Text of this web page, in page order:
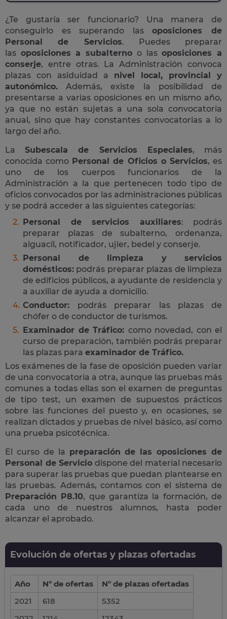
¿Te gustaría ser funcionario? Una manera de
conseguirlo es superando lasoposiciones de
Personal de Servicios. Puedes preparar
las oposiciones a subalterno o lasoposiciones a
conserje, entre otras. La Administración convoca
plazas con asiduidad a nivel local, provincial y
autonómico. Además, existe la posibilidad de
presentarse a varias oposiciones en un mismo año,
ya que no están sujetas a una sola convocatoria
anual, sino que hay constantes convocatorias a lo
largo del año.
LaSubescala de Servicios Especiales, más
conocida como Personal de Oficios o Servicios, es
uno de los cuerpos funcionarios de la
Administración a la que pertenecen todo tipo de
oficios convocados por las administraciones públicas
y se podrá acceder a las siguientes categorías:
Personal de servicios auxiliares: podrás
preparar plazas de subalterno, ordenanza,
alguacil, notificador, ujier, bedel y conserje.
Personal de limpieza y servicios
domésticos: podrás preparar plazas de limpieza
de edificios públicos, a ayudante de residencia y
a auxiliar de ayuda a domicilio.
Conductor: podrás preparar las plazas de
chófer o de conductor de turismos.
Examinador de Tráfico: como novedad, con el
curso de preparación, también podrás preparar
las plazas para examinador de Tráfico.
Los exámenes de la fase de oposición pueden variar
de una convocatoria a otra, aunque las pruebas más
comunes a todas ellas son el examen de preguntas
de tipo test, un examen de supuestos prácticos
sobre las funciones del puesto y, en ocasiones, se
realizan dictados y pruebas de nivel básico, así como
una prueba psicotécnica.
El curso de la preparación de las oposiciones de
Personal de Servicio dispone del material necesario
para superar las pruebas que puedan plantearse en
las pruebas. Además, contamos con el sistema de
Preparación P8.10, que garantiza la formación, de
cada uno de nuestros alumnos, hasta poder
alcanzar el aprobado.
Evolución de ofertas y plazas ofertadas
Año Nº de ofertas
Nº de plazas ofertadas
2021
618
5352